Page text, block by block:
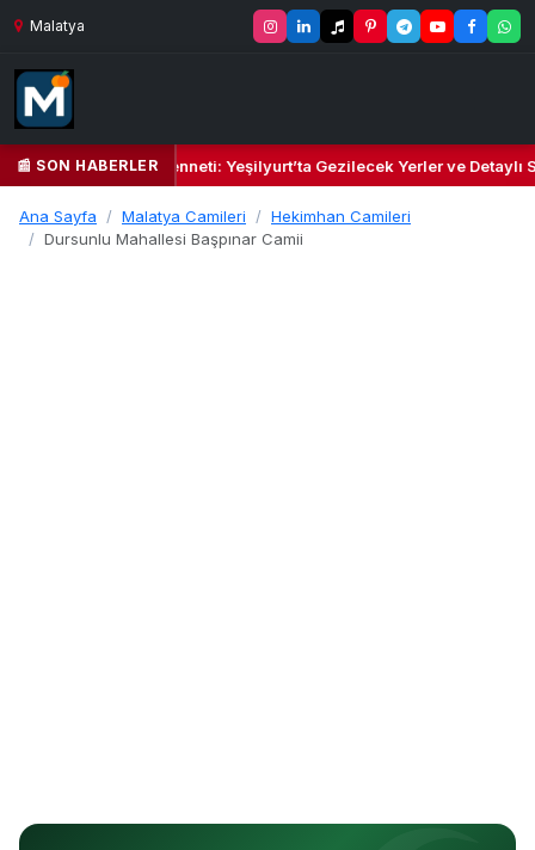
Malatya
📰 SON HABERLER
Kalbi ve Kültür Cenneti: Yeşilyurt’ta Gezilecek Yerler ve Detaylı
Ana Sayfa Malatya Camileri
Hekimhan Camileri
Dursunlu Mahallesi Başpınar Camii